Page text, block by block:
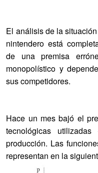
El análisis de la
nintendero está
de una premisa
monopolístico y
sus competidores.
Hace un mes bajó el
tecnológicas
producción. Las
representan en la